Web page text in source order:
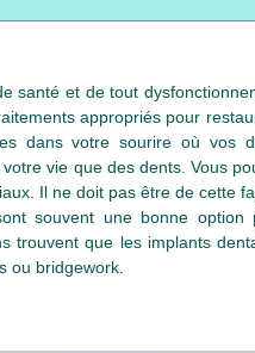
santé et de tout
appropriés pour
dans votre sourire où vos
vie que des dents. Vous
Il ne doit pas être de cette
souvent une bonne option
trouvent que les implants
ou bridgework.